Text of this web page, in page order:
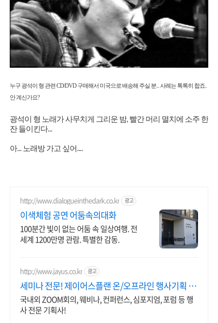
누구 광석이 형 관련 CD/DVD 구매해서 미국으로 배송해 주실 분... 사례는 톡톡히 합죠..
안 계신가요?
광석이 형 노래가 사무치게 그리운 밤, 빨간 머리 멸치에 소주 한
잔 들이킨다...
아... 노래방 가고 싶어....
http://www.dialogueinthedark.co.kr 광고
이색체험 공연 어둠속의대화
100분간 빛이 없는 어둠 속 일상여행. 전
세계 1200만명 관람. 특별한 감동.
http://www.jayus.co.kr 광고
세미나 전문! 제이어스플랜 온/오프라인 행사기획 대
행!
국내외 ZOOM회의, 웨비나, 컨퍼런스, 심포지엄, 포럼 등 행
사 전문 기획사!